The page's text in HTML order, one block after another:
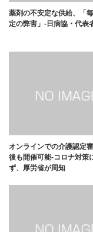
薬剤の不安定な供給、「
定の弊害」-日病協・代表
オンラインでの介護認定
後も開催可能-コロナ対策
ず、厚労省が周知